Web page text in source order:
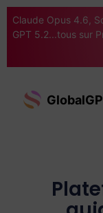
Claude Opus 4.6,
GPT 5.2...tous sur